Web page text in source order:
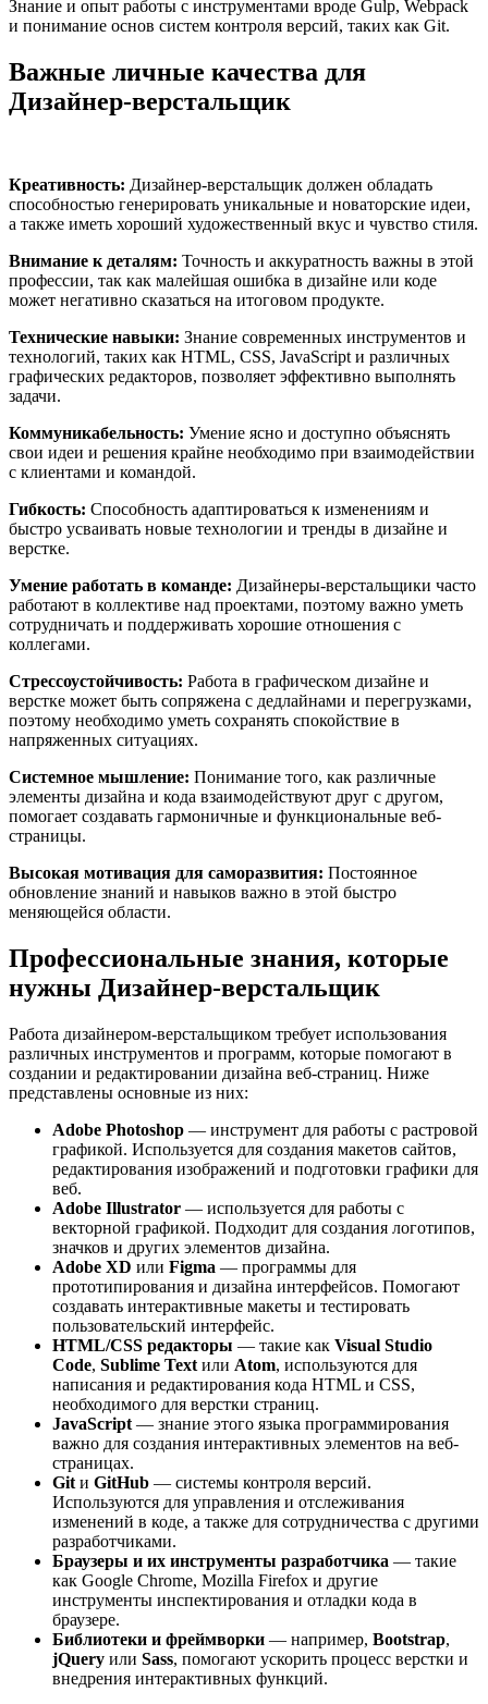
Знание и опыт работы с инструментами вроде Gulp, Webpack
и понимание основ систем контроля версий, таких как Git.
Важные личные качества для
Дизайнер-верстальщик
Креативность: Дизайнер-верстальщик должен обладать
способностью генерировать уникальные и новаторские идеи,
а также иметь хороший художественный вкус и чувство стиля.
Внимание к деталям: Точность и аккуратность важны в этой
профессии, так как малейшая ошибка в дизайне или коде
может негативно сказаться на итоговом продукте.
Технические навыки: Знание современных инструментов и
технологий, таких как HTML, CSS, JavaScript и различных
графических редакторов, позволяет эффективно выполнять
задачи.
Коммуникабельность: Умение ясно и доступно объяснять
свои идеи и решения крайне необходимо при взаимодействии
с клиентами и командой.
Гибкость: Способность адаптироваться к изменениям и
быстро усваивать новые технологии и тренды в дизайне и
верстке.
Умение работать в команде: Дизайнеры-верстальщики часто
работают в коллективе над проектами, поэтому важно уметь
сотрудничать и поддерживать хорошие отношения с
коллегами.
Стрессоустойчивость: Работа в графическом дизайне и
верстке может быть сопряжена с дедлайнами и перегрузками,
поэтому необходимо уметь сохранять спокойствие в
напряженных ситуациях.
Системное мышление: Понимание того, как различные
элементы дизайна и кода взаимодействуют друг с другом,
помогает создавать гармоничные и функциональные веб-
страницы.
Высокая мотивация для саморазвития: Постоянное
обновление знаний и навыков важно в этой быстро
меняющейся области.
Профессиональные знания, которые
нужны Дизайнер-верстальщик
Работа дизайнером-верстальщиком требует использования
различных инструментов и программ, которые помогают в
создании и редактировании дизайна веб-страниц. Ниже
представлены основные из них:
Adobe Photoshop — инструмент для работы с растровой
графикой. Используется для создания макетов сайтов,
редактирования изображений и подготовки графики для
веб.
Adobe Illustrator — используется для работы с
векторной графикой. Подходит для создания логотипов,
значков и других элементов дизайна.
Adobe XD или Figma — программы для
прототипирования и дизайна интерфейсов. Помогают
создавать интерактивные макеты и тестировать
пользовательский интерфейс.
HTML/CSS редакторы — такие как Visual Studio
Code, Sublime Text или Atom, используются для
написания и редактирования кода HTML и CSS,
необходимого для верстки страниц.
JavaScript — знание этого языка программирования
важно для создания интерактивных элементов на веб-
страницах.
Git и GitHub — системы контроля версий.
Используются для управления и отслеживания
изменений в коде, а также для сотрудничества с другими
разработчиками.
Браузеры и их инструменты разработчика — такие
как Google Chrome, Mozilla Firefox и другие
инструменты инспектирования и отладки кода в
браузере.
Библиотеки и фреймворки — например, Bootstrap,
jQuery или Sass, помогают ускорить процесс верстки и
внедрения интерактивных функций.